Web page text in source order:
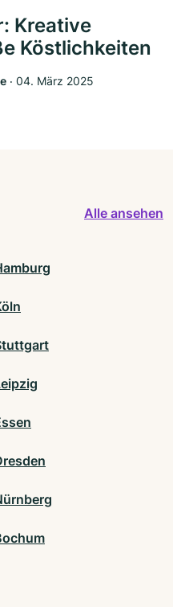
Kreative
Köstlichkeiten
‧ 04. März 2025
Alle ansehen